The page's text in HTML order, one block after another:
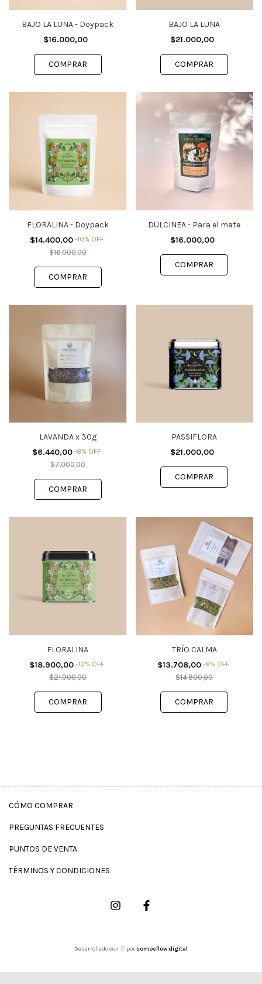
BAJO LA LUNA - Doypack
$16.000,00
BAJO LA LUNA
$21.000,00
FLORALINA - Doypack
$14.400,00 -10% OFF
$16.000,00
DULCINEA - Para el mate
$16.000,00
LAVANDA x 30g
$6.440,00-8% OFF
$7.000,00
PASSIFLORA
$21.000,00
FLORALINA
$18.900,00 -10% OFF
$21.000,00
TRÍO CALMA
$13.708,00 -8% OFF
$14.900,00
CÓMO COMPRAR
PREGUNTAS FRECUENTES
PUNTOS DE VENTA
TÉRMINOS Y CONDICIONES
Desarrollado con ♡ por somosflow.digital